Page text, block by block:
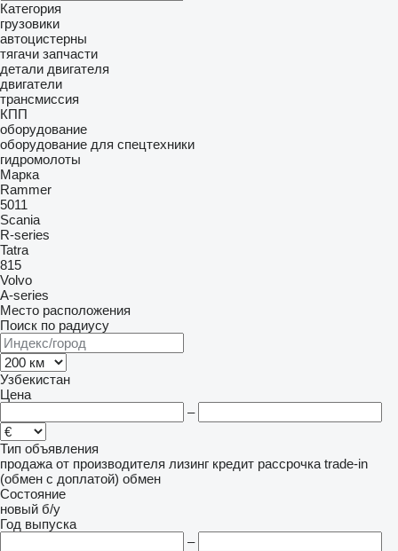
Категория
грузовики
автоцистерны
тягачи запчасти
детали двигателя
двигатели
трансмиссия
КПП
оборудование
оборудование для спецтехники
гидромолоты
Марка
Rammer
5011
Scania
R-series
Tatra
815
Volvo
A-series
Место расположения
Поиск по радиусу
Узбекистан
Цена
–
Тип объявления
продажа от производителя лизинг кредит рассрочка trade-in
(обмен с доплатой) обмен
Состояние
новый б/у
Год выпуска
–